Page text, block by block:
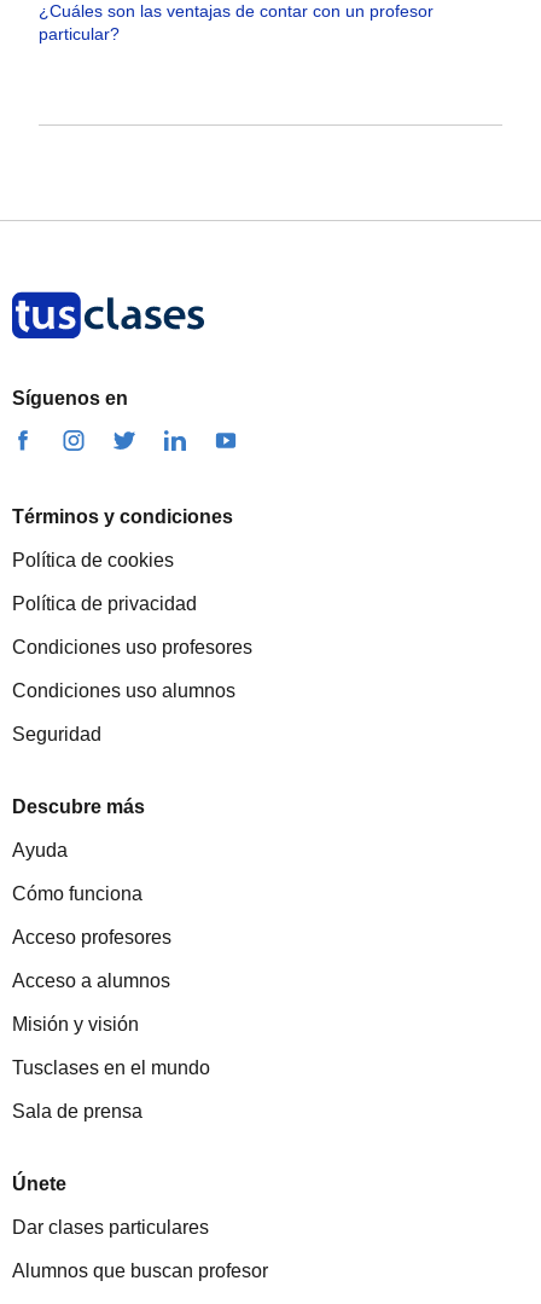
¿Cuáles son las ventajas de contar con un profesor
particular?
Síguenos en
Términos y condiciones
Política de cookies
Política de privacidad
Condiciones uso profesores
Condiciones uso alumnos
Seguridad
Descubre más
Ayuda
Cómo funciona
Acceso profesores
Acceso a alumnos
Misión y visión
Tusclases en el mundo
Sala de prensa
Únete
Dar clases particulares
Alumnos que buscan profesor